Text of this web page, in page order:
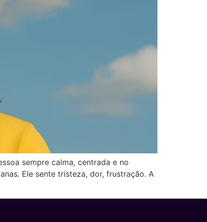
sempre calma, centrada e no
Ele sente tristeza, dor, frustração. A